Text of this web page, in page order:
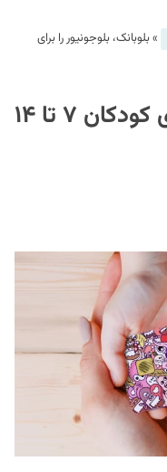
»بلوبانک، بلوجونیور را برای
بلوبانک، بلوجونیور را برای کودکان ۷ تا ۱۴